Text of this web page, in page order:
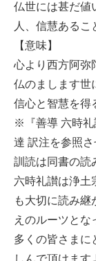
仏世には甚だ値
人、信慧あるこ
【意味】
心より西方阿弥
仏のまします世
信心と智慧を得
※『善導 六時
達 訳注を参照さ
訓読は同書の読
六時礼讃は浄土
も大切に読み
えのルーツとな
多くの皆さまに
しんで頂けます